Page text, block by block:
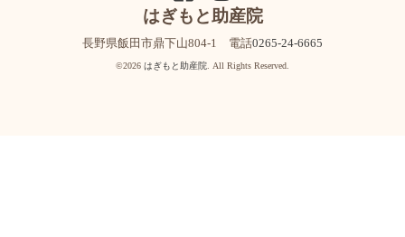
はぎもと助産院
長野県飯田市鼎下山804-1 電話0265-24-6665
©2026 はぎもと助産院 . All Rights Reserved.